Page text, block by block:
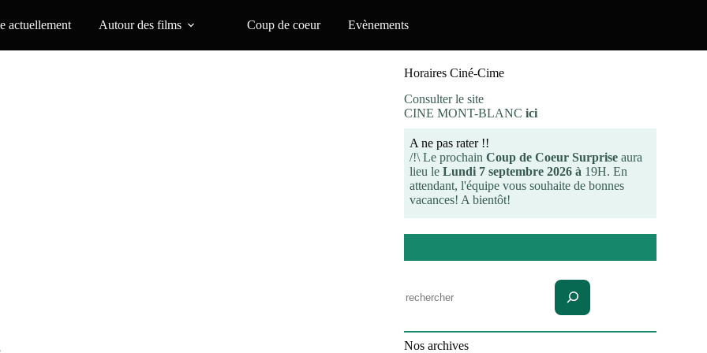
actuellement Autour des films Coup de coeur Evènements
Horaires Ciné-Cime
Consulter le site
CINE MONT-BLANC ici
A ne pas rater !!
/!\ Le prochain Coup de Coeur Surprise aura
lieu le Lundi 7 septembre 2026 à 19H. En
attendant, l'équipe vous souhaite de bonnes
vacances! A bientôt!
Nos archives